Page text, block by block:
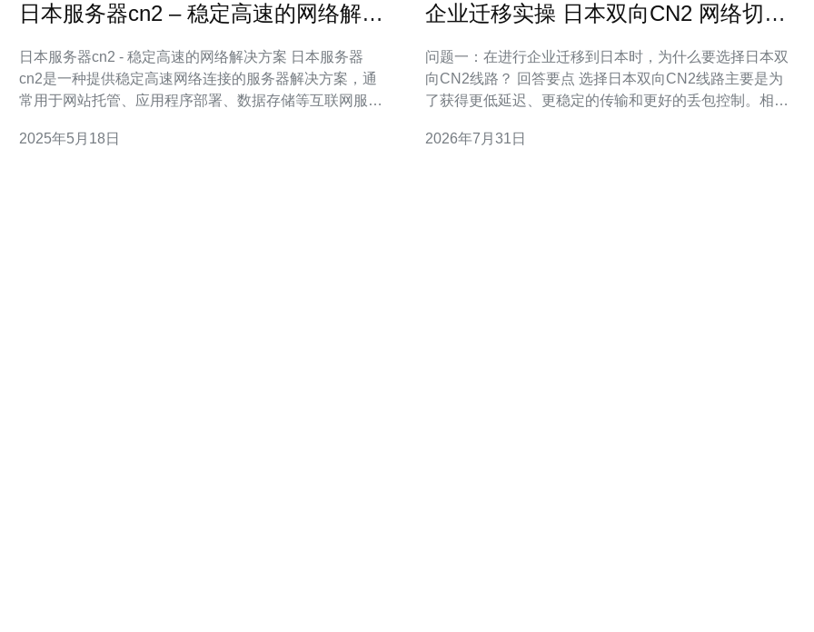
日本服务器cn2 – 稳定高速的网络解决
日本服务器cn2 - 稳定高速的网络解决方案 日本服务器
cn2是一种提供稳定高速网络连接的服务器解决方案，通
常用于网站托管、应用程序部署、数据存储等互联网服
输速度，适合需要快速访问和稳定性的业务。同时，日本
2025年5月18日
企业迁移实操 日本双向CN2 网络切换
问题一：在进行企业迁移到日本时，为什么要选择日本双
向CN2线路？ 回答要点 选择日本双向CN2线路主要是为
了获得更低延迟、更稳定的传输和更好的丢包控制。相比
径，尤其适合对实时性要求高的应用（例如语音、金融交
2026年7月31日